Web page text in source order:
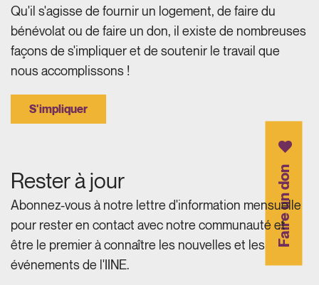
Faire un don
Qu'il s'agisse de fournir un logement, de faire du
bénévolat ou de faire un don, il existe de nombreuses
façons de s'impliquer et de soutenir le travail que
nous accomplissons !
S'impliquer
Rester à jour
Abonnez-vous à notre lettre d'information mensuelle
pour rester en contact avec notre communauté et
être le premier à connaître les nouvelles et les
événements de l'IINE.